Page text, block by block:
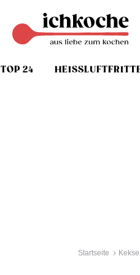
TOP 24
Startseite